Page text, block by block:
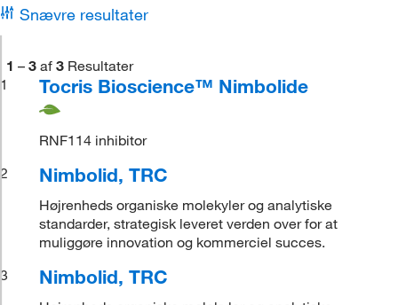
Snævre resultater
1 – 3 af 3 Resultater
1
Tocris Bioscience™ Nimbolide
RNF114 inhibitor
2
Nimbolid, TRC
Højrenheds organiske molekyler og analytiske
standarder, strategisk leveret verden over for at
muliggøre innovation og kommerciel succes.
3
Nimbolid, TRC